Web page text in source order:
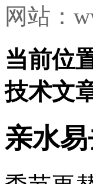
网站：
当前位
技术文
亲水